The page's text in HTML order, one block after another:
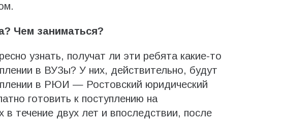
Чем заниматься?
узнать, получат ли эти ребята какие-то
в ВУЗы? У них, действительно, будут
в РЮИ — Ростовский юридический
готовить к поступлению на
в течение двух лет и впоследствии, после